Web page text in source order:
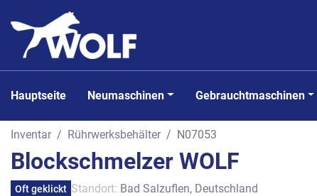
Hauptseite Neumaschinen Gebrauchtmaschinen
Inventar Rührwerksbehälter N07053
Blockschmelzer WOLF
Oft geklickt Standort: Bad Salzuflen, Deutschland